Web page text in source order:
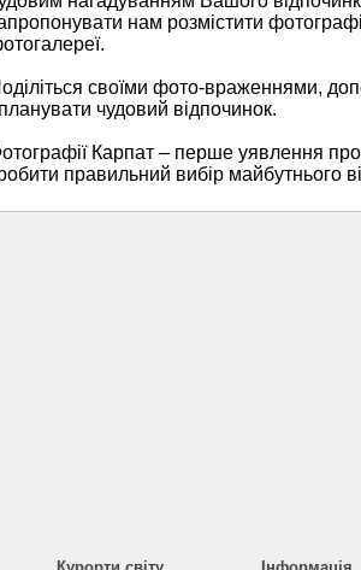
нам розмістити
своїми фото-враженнями,
чудовий відпочинок.
Карпат – перше уявлення
правильний вибір майбутнього